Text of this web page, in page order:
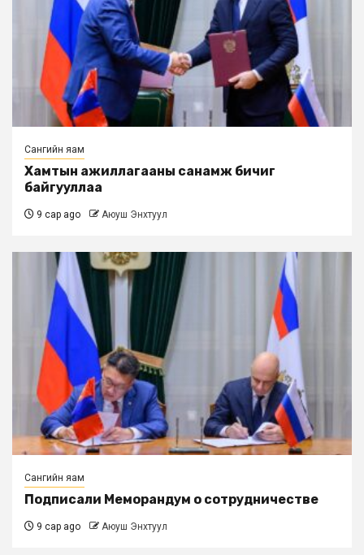
Сангийн яам
Хамтын ажиллагааны санамж бичиг
байгууллаа
9 сар ago Аюуш Энхтуул
Сангийн яам
Подписали Меморандум о сотрудничестве
9 сар ago Аюуш Энхтуул